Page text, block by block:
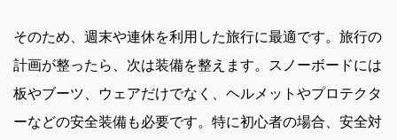
そのため、週末や連休を利用した旅行に最適です。旅行の
計画が整ったら、次は装備を整えます。スノーボードには
板やブーツ、ウェアだけでなく、ヘルメットやプロテクタ
ーなどの安全装備も必要です。特に初心者の場合、安全対